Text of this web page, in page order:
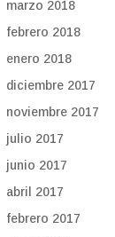
marzo 2018
febrero 2018
enero 2018
diciembre 2017
noviembre 2017
julio 2017
junio 2017
abril 2017
febrero 2017